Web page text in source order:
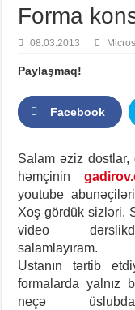
Forma
08.03.2013
Paylaşmaq!
Facebook
Salam əziz dostlar,
həmçinin
youtube
Xoş gördük sizləri.
video
salamlayıram.
Ustanın tərtib
formalarda yalnız
neçə